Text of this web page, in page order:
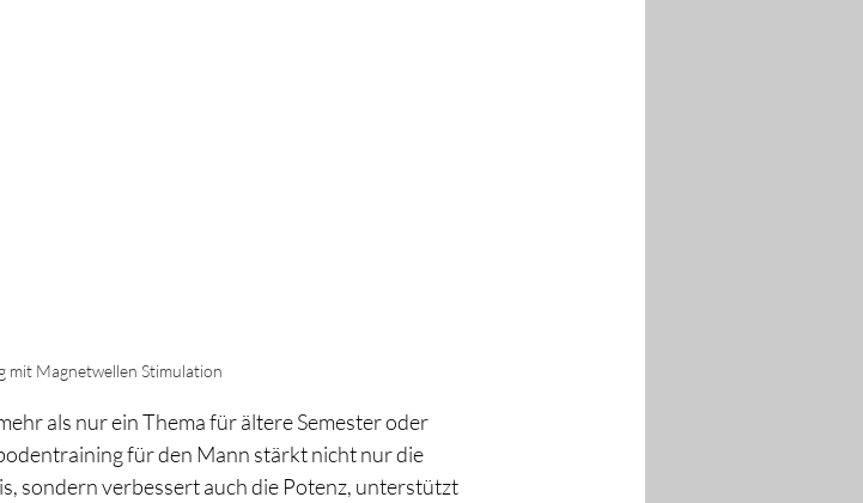
mit Magnetwellen Stimulation
als nur ein Thema für ältere Semester oder
für den Mann stärkt nicht nur die
sondern verbessert auch die Potenz, unterstützt